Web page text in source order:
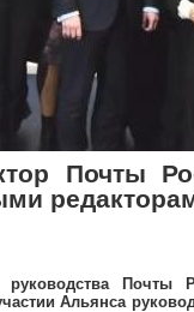
Почты
руководства Почты
Альянса